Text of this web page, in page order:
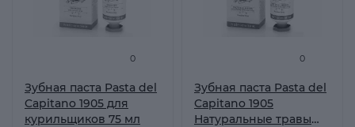
0
Зубная паста Pasta del
Capitano 1905 для
курильщиков 75 мл
0
Зубная паста Pasta del
Capitano 1905
Натуральные травы